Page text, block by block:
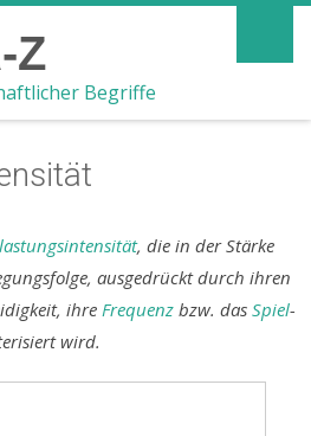
Z
Begriffe
, die in der Stärke
ausgedrückt durch ihren
ihre Frequenz bzw. das Spiel-
wird.